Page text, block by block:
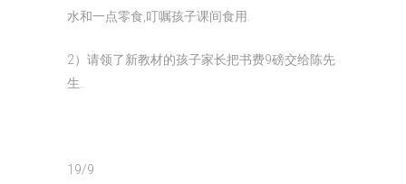
水和一点零食,叮嘱孩子课间食用.
2）请领了新教材的孩子家长把书费9磅交给陈先
生.
19/9